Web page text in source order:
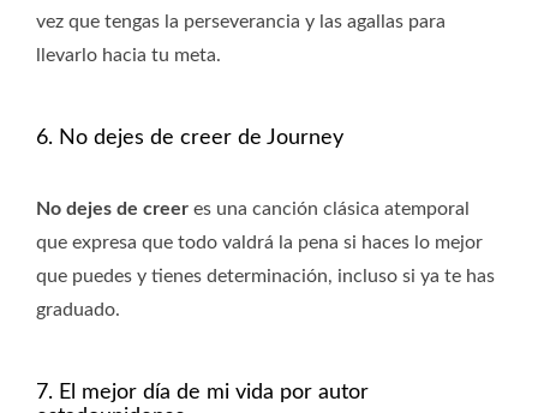
vez que tengas la perseverancia y las agallas para
llevarlo hacia tu meta.
6. No dejes de creer de Journey
No dejes de creer es una canción clásica atemporal
que expresa que todo valdrá la pena si haces lo mejor
que puedes y tienes determinación, incluso si ya te has
graduado.
7. El mejor día de mi vida por autor